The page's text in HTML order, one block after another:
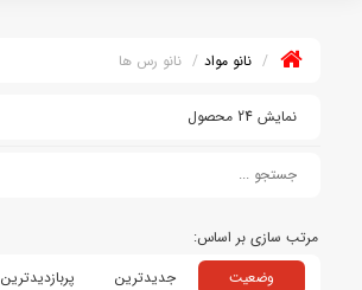
نانو مواد نانو رس ها
نمایش 24 محصول
وضعیت جدیدترین پربازدیدترین